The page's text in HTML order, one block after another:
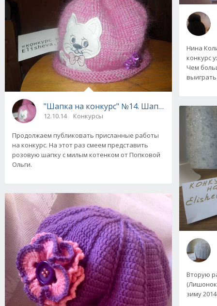
"Шапка на конкурс" №14. Шапка "Розовый
12.10.14 Конкурсы
Продолжаем публиковать присланные работы
на конкурс. На этот раз смеем представить
розовую шапку с милым котенком от Попковой
Ольги.
Нина
конкурс
Чем
Вторую
зиму